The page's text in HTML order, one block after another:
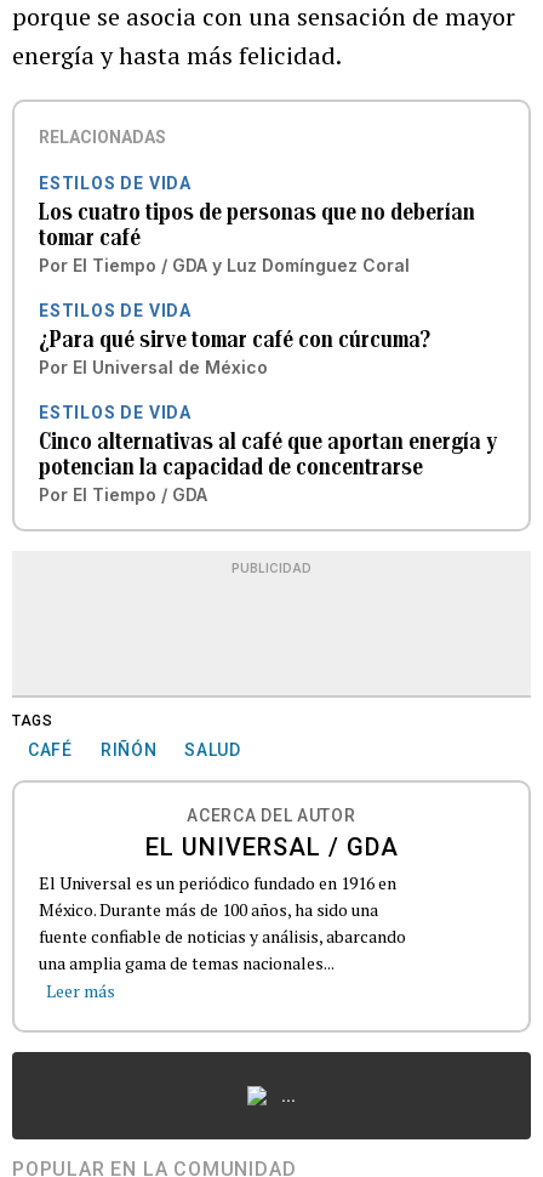
porque se asocia con una sensación de mayor
energía y hasta más felicidad.
RELACIONADAS
ESTILOS DE VIDA
Los cuatro tipos de personas que no deberían
tomar café
Por El Tiempo / GDA y Luz Domínguez Coral
ESTILOS DE VIDA
¿Para qué sirve tomar café con cúrcuma?
Por El Universal de México
ESTILOS DE VIDA
Cinco alternativas al café que aportan energía y
potencian la capacidad de concentrarse
Por El Tiempo / GDA
PUBLICIDAD
TAGS
CAFÉ RIÑÓN SALUD
ACERCA DEL AUTOR
EL UNIVERSAL / GDA
El Universal es un periódico fundado en 1916 en
México. Durante más de 100 años, ha sido una
fuente confiable de noticias y análisis, abarcando
una amplia gama de temas nacionales...
Leer más
...
POPULAR EN LA COMUNIDAD